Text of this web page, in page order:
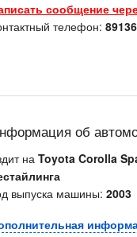
сообщение
телефон:
об
на Toyota Corolla
выпуска машины: 2003